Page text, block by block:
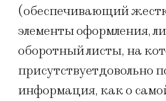
(обеспечивающий
элементы оформления,
оборотный листы, на
присутствует довольно
информация, как о